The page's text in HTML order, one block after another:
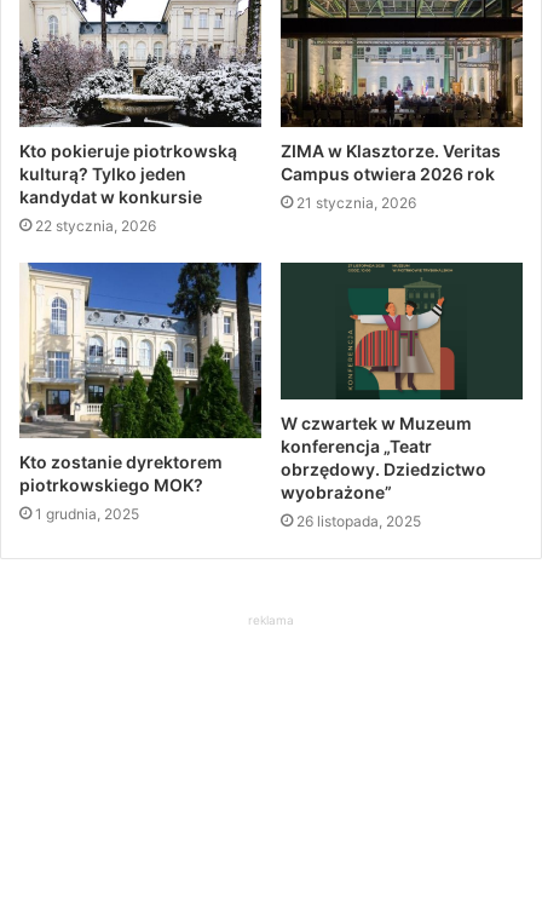
Kto pokieruje piotrkowską
kulturą? Tylko jeden
kandydat w konkursie
22 stycznia, 2026
ZIMA w Klasztorze. Veritas
Campus otwiera 2026 rok
21 stycznia, 2026
Kto zostanie dyrektorem
piotrkowskiego MOK?
1 grudnia, 2025
W czwartek w Muzeum
konferencja „Teatr
obrzędowy. Dziedzictwo
wyobrażone”
26 listopada, 2025
reklama